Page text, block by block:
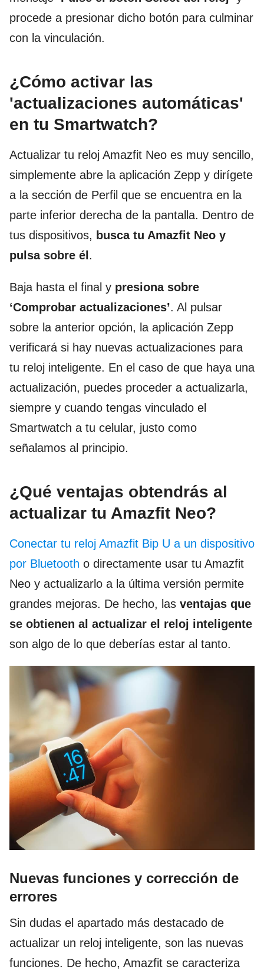
procede a presionar dicho botón para culminar
con la vinculación.
¿Cómo activar las
'actualizaciones automáticas'
en tu Smartwatch?
Actualizar tu reloj Amazfit Neo es muy sencillo,
simplemente abre la aplicación Zepp y dirígete
a la sección de Perfil que se encuentra en la
parte inferior derecha de la pantalla. Dentro de
tus dispositivos, busca tu Amazfit Neo y
pulsa sobre él.
Baja hasta el final y presiona sobre
‘Comprobar actualizaciones’. Al pulsar
sobre la anterior opción, la aplicación Zepp
verificará si hay nuevas actualizaciones para
tu reloj inteligente. En el caso de que haya una
actualización, puedes proceder a actualizarla,
siempre y cuando tengas vinculado el
Smartwatch a tu celular, justo como
señalamos al principio.
¿Qué ventajas obtendrás al
actualizar tu Amazfit Neo?
Conectar tu reloj Amazfit Bip U a un dispositivo
por Bluetooth o directamente usar tu Amazfit
Neo y actualizarlo a la última versión permite
grandes mejoras. De hecho, las ventajas que
se obtienen al actualizar el reloj inteligente
son algo de lo que deberías estar al tanto.
Nuevas funciones y corrección de
errores
Sin dudas el apartado más destacado de
actualizar un reloj inteligente, son las nuevas
funciones. De hecho, Amazfit se caracteriza